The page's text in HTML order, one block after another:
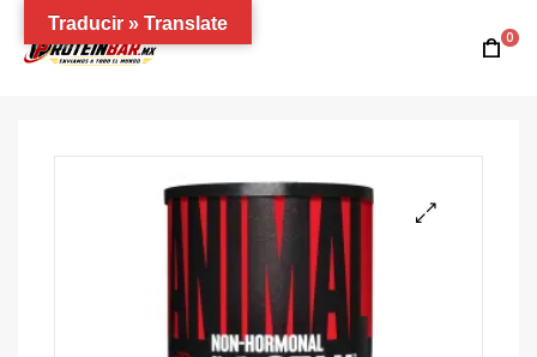
0
Traducir » Translate